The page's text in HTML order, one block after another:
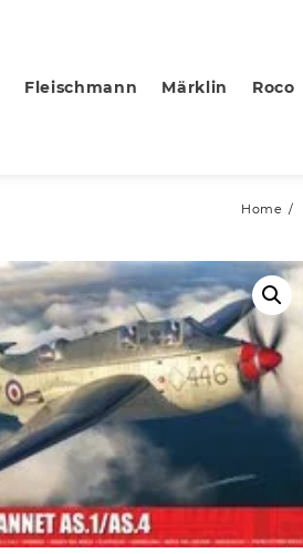
Fleischmann Märklin Roco
Home